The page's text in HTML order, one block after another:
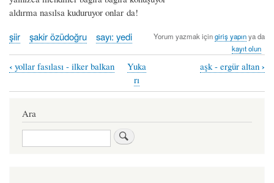
aldırma nasılsa kuduruyor onlar da!
şiir şakir özüdoğru sayı: yedi Yorum yazmak içingiriş yapınya da
kayıt olun
Book
traversal
links
for
mendiller
‹ yollar fasılası - ilker balkan
Yuka
rı
aşk - ergür altan ›
Ara
Ara